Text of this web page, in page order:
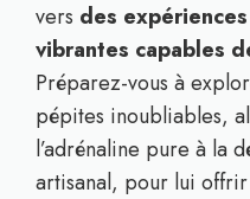
vers des
vibrantes capables
Préparez-vous à
pépites inoubliables,
l’adrénaline pure à la
artisanal, pour lui offrir